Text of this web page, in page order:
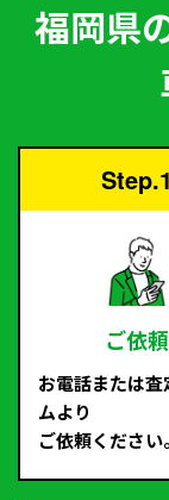
福岡県
Step.1
ご依頼
お電話または査
ムより
ご依頼ください。